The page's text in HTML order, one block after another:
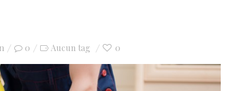
0 Aucun tag 0